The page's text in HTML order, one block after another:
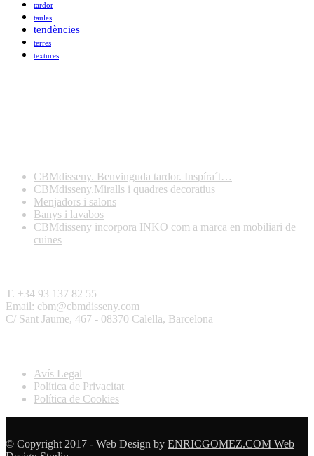
tardor
taules
tendències
terres
textures
CBMdisseny. Benvinguda tardor. Inspíra´t…
CBMdisseny.Miralls i quadres decoratius
Menjadors i salons
Banys i lavabos
CBMdisseny incorpora INKO com a marca en mobiliari de
cuines
T. +34 93 137 82 55
Email: cbm@cbmdisseny.com
C/ Sant Jaume, 467 - 08370 Calella, Barcelona
Avís Legal
Política de Privacitat
Política de Cookies
© Copyright 2017 - Web Design by ENRICGOMEZ.COM Web